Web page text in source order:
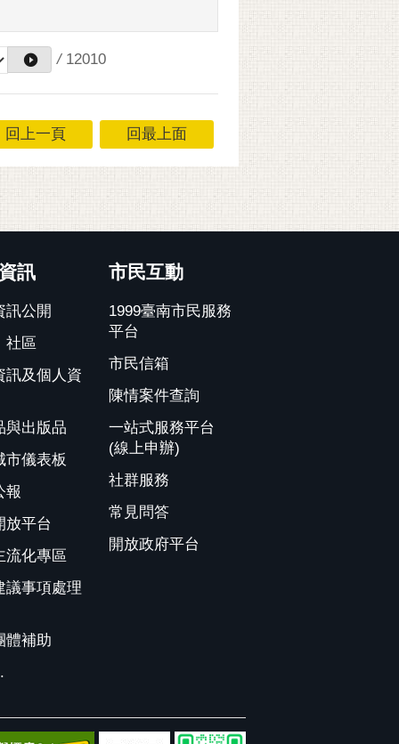
/ 12010
回上一頁 回最上面
訊
訊公開
社區
訊及個人資
與出版品
市儀表板
報
放平台
流化專區
議事項處理
體補助
市民互動
1999臺南市民服務
平台
市民信箱
陳情案件查詢
一站式服務平台
(線上申辦)
社群服務
常見問答
開放政府平台